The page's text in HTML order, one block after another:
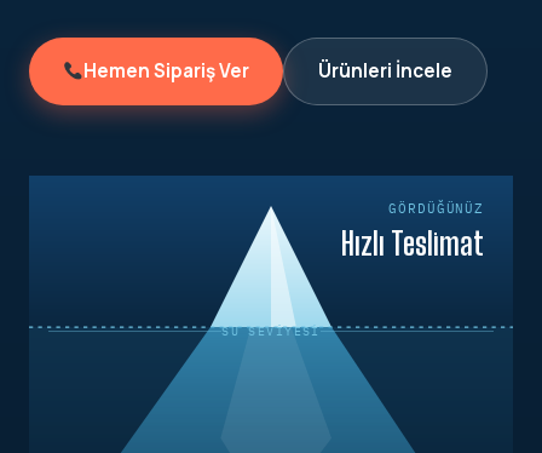
Hemen Sipariş Ver Ürünleri İncele
GÖRDÜĞÜNÜZ
Hızlı Teslimat
SU SEVIYESI